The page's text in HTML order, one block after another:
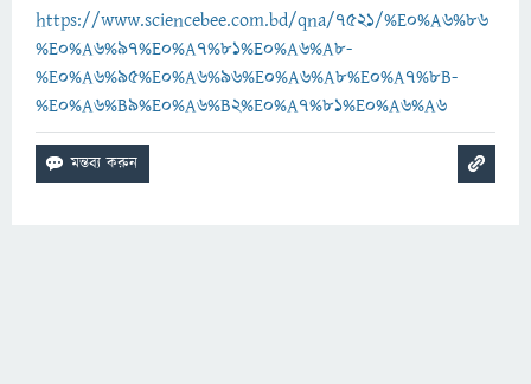
https://www.sciencebee.com.bd/qna/7521/%E0%A6%86
%E0%A6%97%E0%A7%81%E0%A6%A8-
%E0%A6%95%E0%A6%96%E0%A6%A8%E0%A7%8B-
%E0%A6%B9%E0%A6%B2%E0%A7%81%E0%A6%A6